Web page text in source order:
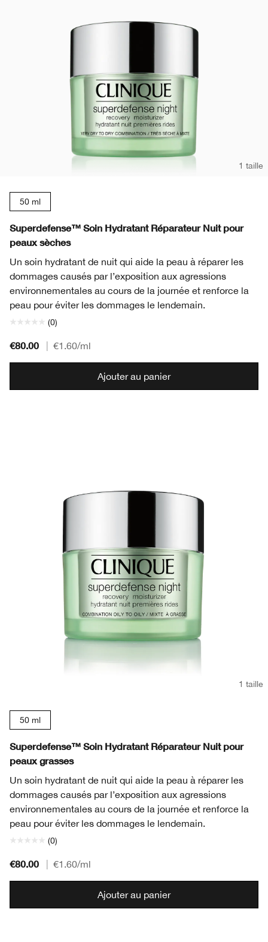
1 taille
50 ml
Superdefense™ Soin Hydratant Réparateur Nuit pour
peaux sèches
Un soin hydratant de nuit qui aide la peau à réparer les
dommages causés par l’exposition aux agressions
environnementales au cours de la journée et renforce la
peau pour éviter les dommages le lendemain.
(0)
€80.00 €1.60/ml
Ajouter au panier
1 taille
50 ml
Superdefense™ Soin Hydratant Réparateur Nuit pour
peaux grasses
Un soin hydratant de nuit qui aide la peau à réparer les
dommages causés par l’exposition aux agressions
environnementales au cours de la journée et renforce la
peau pour éviter les dommages le lendemain.
(0)
€80.00 €1.60/ml
Ajouter au panier